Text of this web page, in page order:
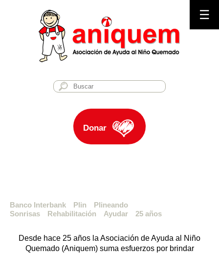
☰
Donar
Banco Interbank Plin
Plineando
Sonrisas
Rehabilitación Ayudar 25 años
Desde hace 25 años la Asociación de Ayuda al Niño
Quemado (Aniquem) suma esfuerzos por brindar